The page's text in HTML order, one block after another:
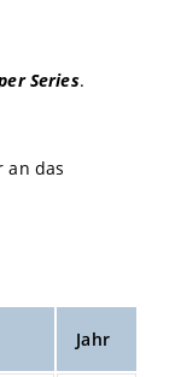
Series.
an das
Jahr